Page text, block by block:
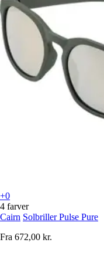
+0
4 farver
Cairn Solbriller Pulse Pure
Fra 672,00 kr.